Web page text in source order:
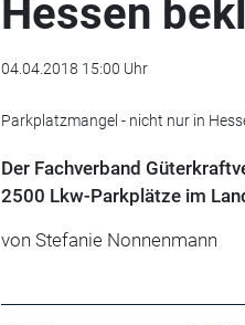
Hessen
04.04.2018 15:00 Uhr
Parkplatzmangel - nicht nur in
Der Fachverband
2500 Lkw-Parkplätze im
von Stefanie Nonnenmann